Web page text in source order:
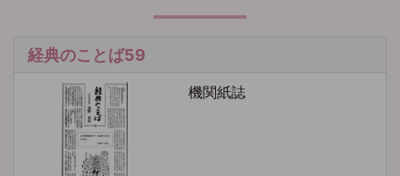
経典のことば59
機関紙誌